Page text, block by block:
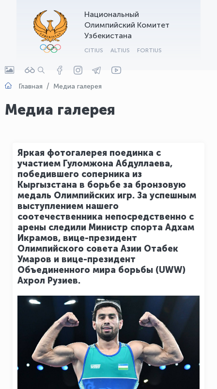
Национальный
Олимпийский Комитет
Узбекистана
CITIUS ALTIUS FORTIUS
Главная Медиа галерея
Медиа галерея
Яркая фотогалерея поединка с
участием Гуломжона Абдуллаева,
победившего соперника из
Кыргызстана в борьбе за бронзовую
медаль Олимпийских игр. За успешным
выступлением нашего
соотечественника непосредственно с
арены следили Министр спорта Адхам
Икрамов, вице-президент
Олимпийского совета Азии Отабек
Умаров и вице-президент
Объединенного мира борьбы (UWW)
Ахрол Рузиев.
OLYMPCHIK AI - yordamchi
Онлайн · olympic.uz